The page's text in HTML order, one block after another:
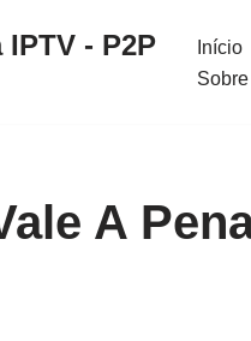
- P2P Início
Sobre
A